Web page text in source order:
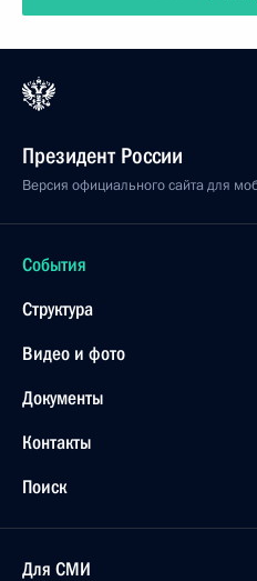
Президент России
Версия официального сайта для
События
Структура
Видео и фото
Документы
Контакты
Поиск
Для СМИ